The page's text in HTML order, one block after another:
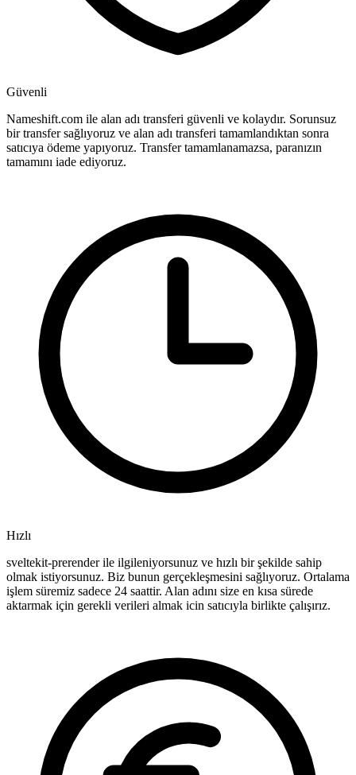
Güvenli
Nameshift.com ile alan adı transferi güvenli ve kolaydır. Sorunsuz
bir transfer sağlıyoruz ve alan adı transferi tamamlandıktan sonra
satıcıya ödeme yapıyoruz. Transfer tamamlanamazsa, paranızın
tamamını iade ediyoruz.
Hızlı
sveltekit-prerender ile ilgileniyorsunuz ve hızlı bir şekilde sahip
olmak istiyorsunuz. Biz bunun gerçekleşmesini sağlıyoruz. Ortalama
işlem süremiz sadece 24 saattir. Alan adını size en kısa sürede
aktarmak için gerekli verileri almak icin satıcıyla birlikte çalışırız.